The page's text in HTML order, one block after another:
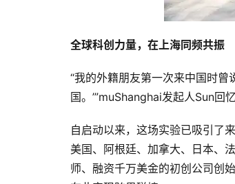
全球科创力量，在上海同频共振
“我的外籍朋友第一次来中国时
国。’”muShanghai发起人Sun回忆
自启动以来，这场实验已吸引了
美国、阿根廷、加拿大、日本、
师、融资千万美金的初创公司创